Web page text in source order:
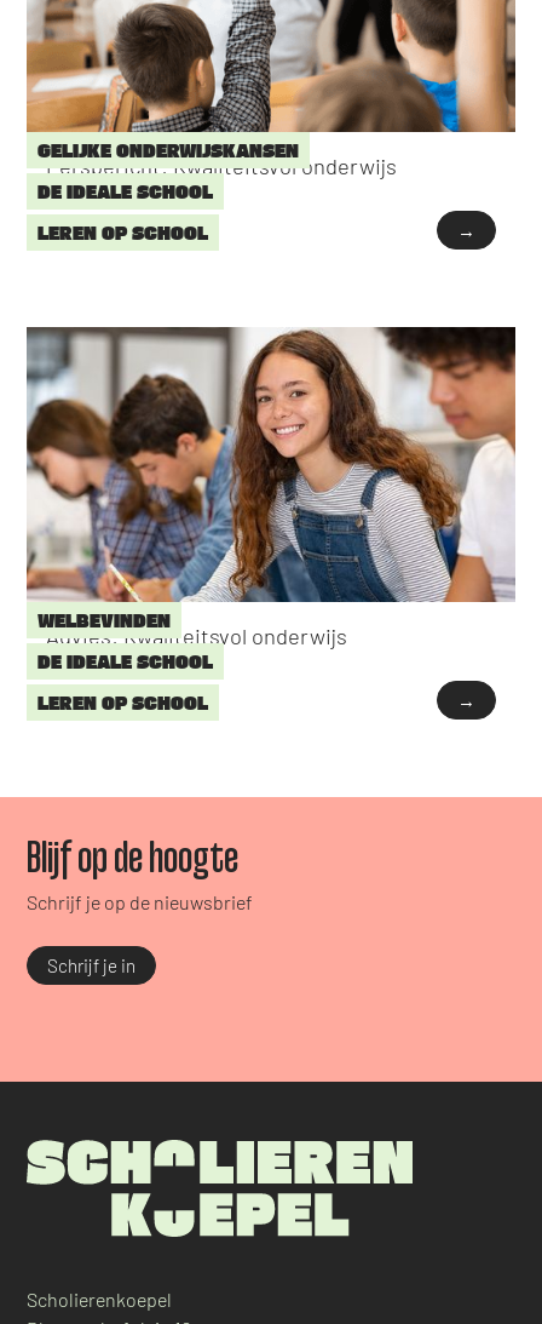
GELIJKE ONDERWIJSKANSEN
DE IDEALE SCHOOL
LEREN OP SCHOOL
Persbericht: Kwaliteitsvol onderwijs
→
WELBEVINDEN
DE IDEALE SCHOOL
LEREN OP SCHOOL
Advies: Kwaliteitsvol onderwijs
→
Blijf op de hoogte
Schrijf je op de nieuwsbrief
Schrijf je in
Scholierenkoepel